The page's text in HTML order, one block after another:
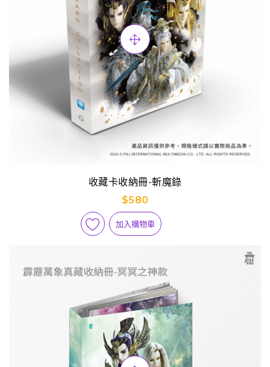
收藏卡收納冊-斬魔錄
$580
加入購物車